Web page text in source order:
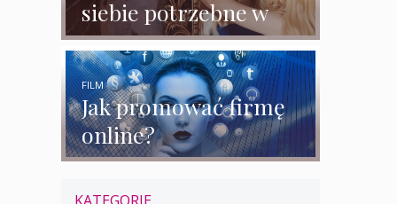
siebie potrzebne w
biznesie?
Jak promować firmę
online?
FILM